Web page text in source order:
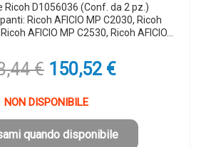
D1056036 (Conf. da 2 pz.)
Ricoh AFICIO MP C2030, Ricoh
AFICIO MP C2530, Ricoh AFICIO…
€ Il
originale
era:
158,44 €.
150,52 €Il
è:
150,52 €.
NON DISPONIBILE
quando disponibile